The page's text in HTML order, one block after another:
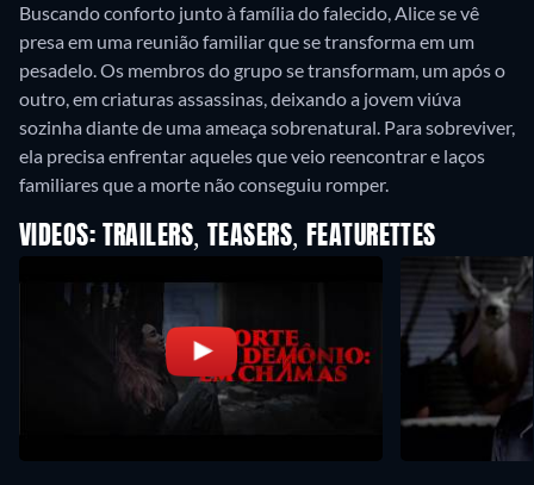
Buscando conforto junto à família do falecido, Alice se vê
presa em uma reunião familiar que se transforma em um
pesadelo. Os membros do grupo se transformam, um após o
outro, em criaturas assassinas, deixando a jovem viúva
sozinha diante de uma ameaça sobrenatural. Para sobreviver,
ela precisa enfrentar aqueles que veio reencontrar e laços
familiares que a morte não conseguiu romper.
VIDEOS: TRAILERS, TEASERS, FEATURETTES